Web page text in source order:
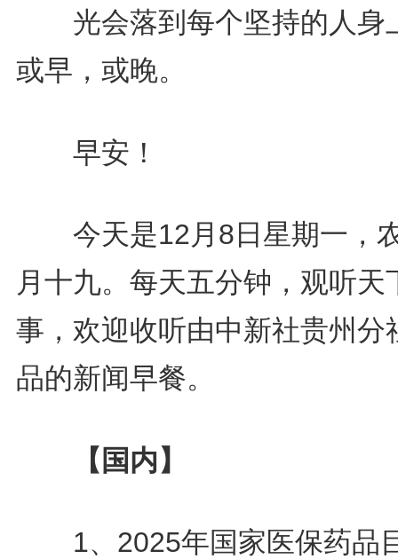
光会落到每个坚持的人身
或早，或晚。
早安！
今天是12月8日星期一，
月十九。每天五分钟，观听天
事，欢迎收听由中新社贵州分
品的新闻早餐。
【国内】
1、2025年国家医保药品